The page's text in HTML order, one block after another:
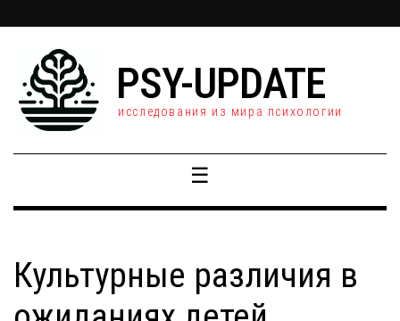
PSY-UPDATE
исследования из мира психологии
☰
Культурные различия в